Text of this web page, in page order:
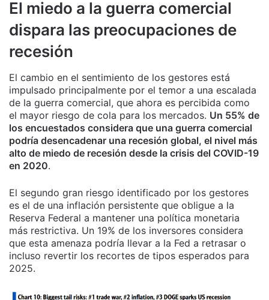
El miedo a la guerra comercial
dispara las preocupaciones de
recesión
El cambio en el sentimiento de los gestores está
impulsado principalmente por el temor a una escalada
de la guerra comercial, que ahora es percibida como
el mayor riesgo de cola para los mercados. Un 55% de
los encuestados considera que una guerra comercial
podría desencadenar una recesión global, el nivel más
alto de miedo de recesión desde la crisis del COVID-19
en 2020.
El segundo gran riesgo identificado por los gestores
es el de una inflación persistente que obligue a la
Reserva Federal a mantener una política monetaria
más restrictiva. Un 19% de los inversores considera
que esta amenaza podría llevar a la Fed a retrasar o
incluso revertir los recortes de tipos esperados para
2025.